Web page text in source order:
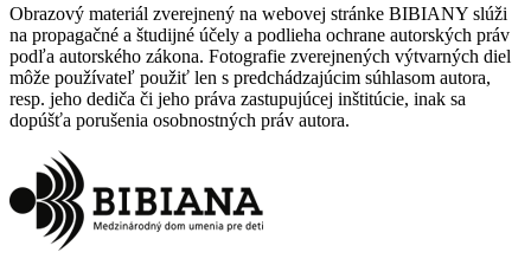
Obrazový materiál zverejnený na webovej stránke BIBIANY slúži
na propagačné a študijné účely a podlieha ochrane autorských práv
podľa autorského zákona. Fotografie zverejnených výtvarných diel
môže používateľ použiť len s predchádzajúcim súhlasom autora,
resp. jeho dediča či jeho práva zastupujúcej inštitúcie, inak sa
dopúšťa porušenia osobnostných práv autora.